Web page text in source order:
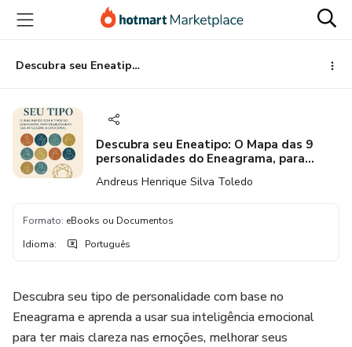
para
conteúdo
principal
para
pagamento
para
rodapé
Descubra seu Eneatipo: O Mapa das 9 personalidades do Eneagrama, para desbloquear sua inteligencia emocional
Descubra seu Eneatipo: O Mapa das 9
personalidades do Eneagrama, para
Andreus Henrique Silva Toledo
Formato: eBooks ou Documentos
Idioma: Português
Descubra seu tipo de personalidade com base no
Eneagrama e aprenda a usar sua inteligência emocional
para ter mais clareza nas emoções, melhorar seus